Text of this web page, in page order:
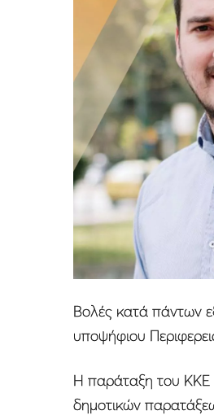
Βολές κατά πάντων
υποψήφιου
Η παράταξη του ΚΚΕ
δημοτικών